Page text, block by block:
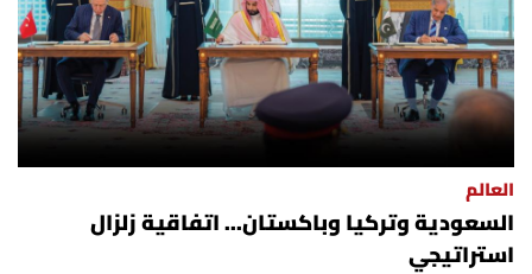
العالم
السعودية وتركيا وباكستان... اتفاقية زلزال
استراتيجي